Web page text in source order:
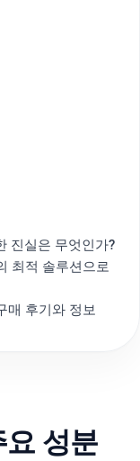
진실은 무엇인가?
최적 솔루션으로
매 후기와 정보
성분